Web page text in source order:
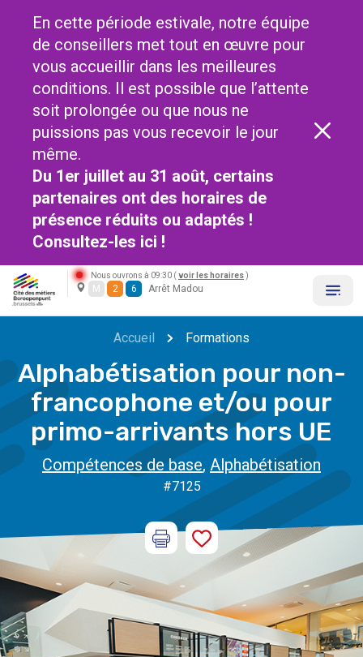
En cette période estivale, notre équipe
de conseillers met tout en œuvre pour
vous accueillir dans les meilleures
conditions. Il est possible que l’attente
soit prolongée ou que nous ne
puissions pas vous recevoir le jour
même.
Du 1er juillet au 31 août, certains
partenaires ont des horaires de
présence réduits ou adaptés !
Consultez-les ici !
Nous ouvrons à 09:30 ( voir les horaires )
M 2 6 Arrêt Madou
Accueil Formations
Alphabétisation pour non-
francophone et/ou pour
primo-arrivants hors UE
Compétences de base, Alphabétisation
#7125